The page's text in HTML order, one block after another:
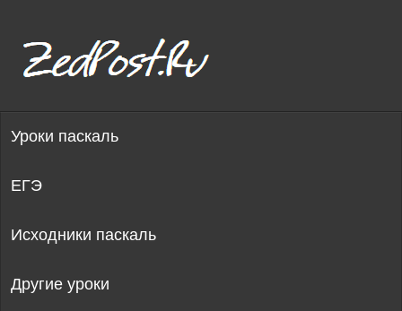
Уроки паскаль
ЕГЭ
Исходники паскаль
Другие уроки